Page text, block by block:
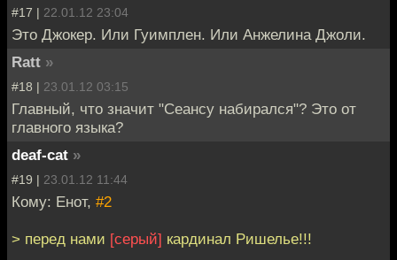
#17 | 22.01.12 23:04
Это Джокер. Или Гуимплен. Или Анжелина Джоли.
Ratt »
#18 | 23.01.12 03:15
Главный, что значит "Сеансу набирался"? Это от
главного языка?
deaf-cat »
#19 | 23.01.12 11:44
Кому: Енот, #2
> перед нами [серый] кардинал Ришелье!!!